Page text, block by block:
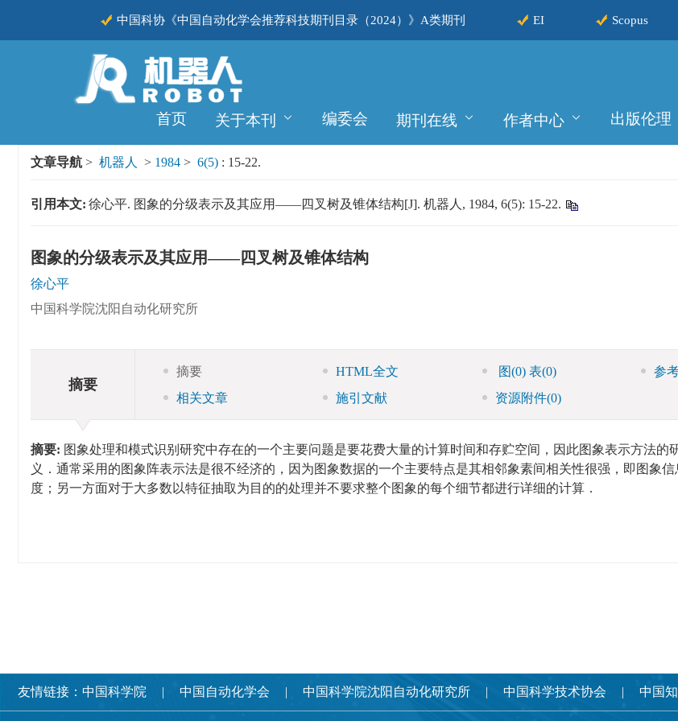
中国科协《中国自动化学会推荐科技期刊目录（2024）》A类期刊 EI Scopus
CSCD
首页 关于本刊 编委会 期刊在线 作者中心 出版伦理
文章导航 > 机器人 > 1984 > 6(5) : 15-22.
引用本文: 徐心平. 图象的分级表示及其应用——四叉树及锥体结构[J]. 机器人, 1984, 6(5): 15-22.
图象的分级表示及其应用——四叉树及锥体结构
徐心平
中国科学院沈阳自动化研究所
摘要
摘要 HTML全文 图(0)表(0) 参
相关文章
施引文献 资源附件(0)
摘要: 图象处理和模式识别研究中存在的一个主要问题是要花费大量的计算时间和存贮空间，因此图象表示方法的
义．通常采用的图象阵表示法是很不经济的，因为图象数据的一个主要特点是其相邻象素间相关性很强，即图象
度；另一方面对于大多数以特征抽取为目的的处理并不要求整个图象的每个细节都进行详细的计算．
友情链接： 中国科学院 中国自动化学会 中国科学院沈阳自动化研究所 中国科学技术协会 中国